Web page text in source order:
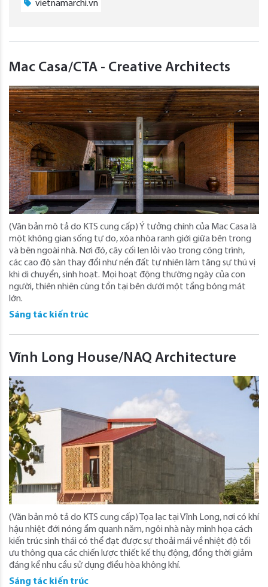
vietnamarchi.vn
Mac Casa/CTA - Creative Architects
(Văn bản mô tả do KTS cung cấp) Ý tưởng chính của Mac Casa là
một không gian sống tự do, xóa nhòa ranh giới giữa bên trong
và bên ngoài nhà. Nơi đó, cây cối len lỏi vào trong công trình,
các cao độ sàn thay đổi như nền đất tự nhiên làm tăng sự thú vị
khi di chuyển, sinh hoạt. Mọi hoạt động thường ngày của con
người, thiên nhiên cùng tồn tại bên dưới một tầng bóng mát
lớn.
Sáng tác kiến trúc
Vĩnh Long House/NAQ Architecture
(Văn bản mô tả do KTS cung cấp) Tọa lạc tại Vĩnh Long, nơi có khí
hậu nhiệt đới nóng ẩm quanh năm, ngôi nhà này minh họa cách
kiến ​​trúc sinh thái có thể đạt được sự thoải mái về nhiệt độ tối
ưu thông qua các chiến lược thiết kế thụ động, đồng thời giảm
đáng kể nhu cầu sử dụng điều hòa không khí.
Sáng tác kiến trúc